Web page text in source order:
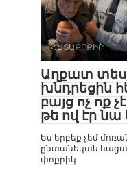
ՀԵՏԱՔՐՔԻՐ
Աղքատ
խնդրեցին
բայց ոչ ոք
թե ով էր նա
Ես երբեք չեմ
ընտանեկան
փոքրիկ